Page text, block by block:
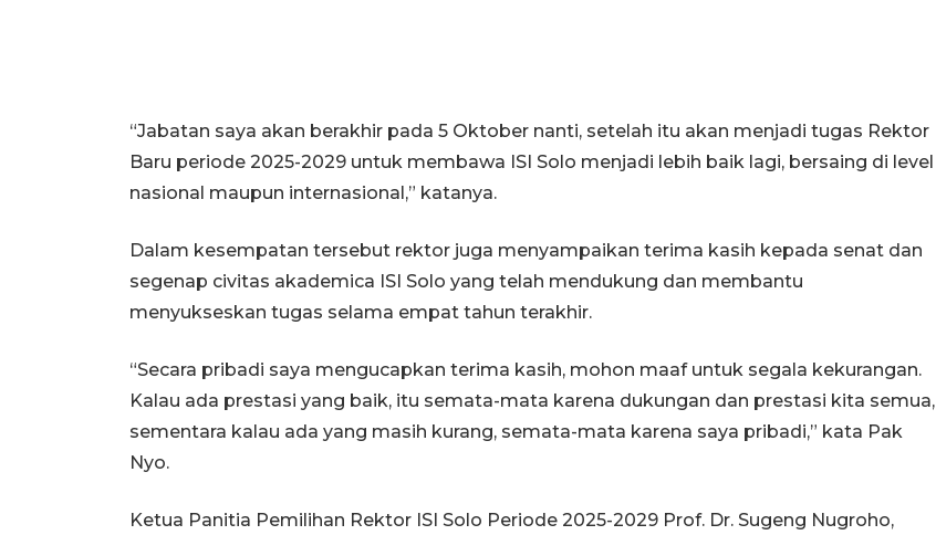
“Jabatan saya akan berakhir pada 5 Oktober nanti, setelah itu akan menjadi tugas Rektor
Baru periode 2025-2029 untuk membawa ISI Solo menjadi lebih baik lagi, bersaing di level
nasional maupun internasional,” katanya.
Dalam kesempatan tersebut rektor juga menyampaikan terima kasih kepada senat dan
segenap civitas akademica ISI Solo yang telah mendukung dan membantu
menyukseskan tugas selama empat tahun terakhir.
“Secara pribadi saya mengucapkan terima kasih, mohon maaf untuk segala kekurangan.
Kalau ada prestasi yang baik, itu semata-mata karena dukungan dan prestasi kita semua,
sementara kalau ada yang masih kurang, semata-mata karena saya pribadi,” kata Pak
Nyo.
Ketua Panitia Pemilihan Rektor ISI Solo Periode 2025-2029 Prof. Dr. Sugeng Nugroho,
Kemarau memuncak, air
Waduk Delingan Karanganyar